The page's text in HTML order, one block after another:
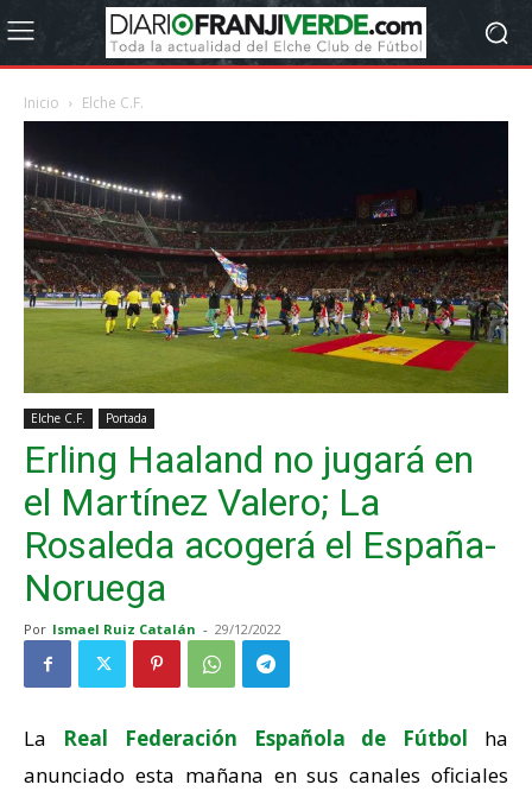
Inicio Elche C.F.
Elche C.F. Portada
Erling Haaland no jugará en
el Martínez Valero; La
Rosaleda acogerá el España-
Noruega
Por Ismael Ruiz Catalán - 29/12/2022
La Real Federación Española de Fútbol ha
anunciado esta mañana en sus canales oficiales